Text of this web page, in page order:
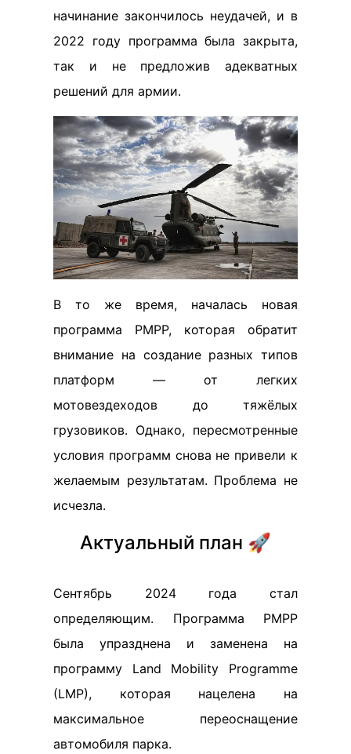
начинание закончилось неудачей, и в
2022 году программа была закрыта,
так и не предложив адекватных
решений для армии.
В то же время, началась новая
программа PMPP, которая обратит
внимание на создание разных типов
платформ — от легких
мотовездеходов до тяжёлых
грузовиков. Однако, пересмотренные
условия программ снова не привели к
желаемым результатам. Проблема не
исчезла.
Актуальный план 🚀
Сентябрь 2024 года стал
определяющим. Программа PMPP
была упразднена и заменена на
программу Land Mobility Programme
(LMP), которая нацелена на
максимальное переоснащение
автомобиля парка.